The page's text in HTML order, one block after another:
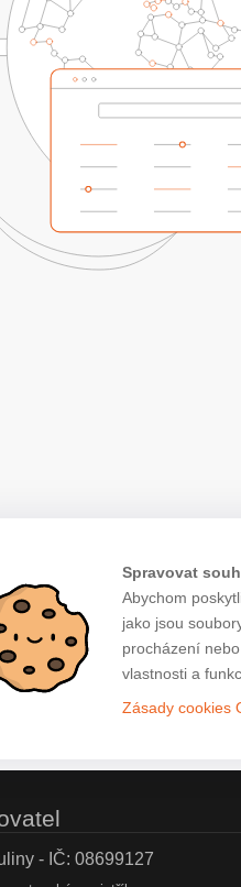
Spravovat
Abychom
jako jsou
procházení
vlastnosti a
Zásady cookies
- IČ: 08699127